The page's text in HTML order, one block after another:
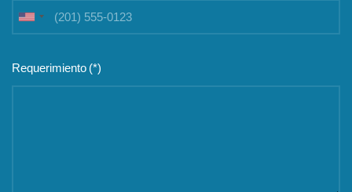
United
Requerimiento (*)